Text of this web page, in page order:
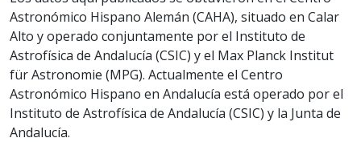
Astronómico Hispano Alemán (CAHA), situado en Calar
Alto y operado conjuntamente por el Instituto de
Astrofísica de Andalucía (CSIC) y el Max Planck Institut
für Astronomie (MPG). Actualmente el Centro
Astronómico Hispano en Andalucía está operado por el
Instituto de Astrofísica de Andalucía (CSIC) y la Junta de
Andalucía.